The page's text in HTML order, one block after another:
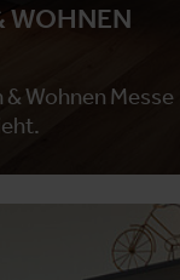
WOHNEN
& Wohnen Messe